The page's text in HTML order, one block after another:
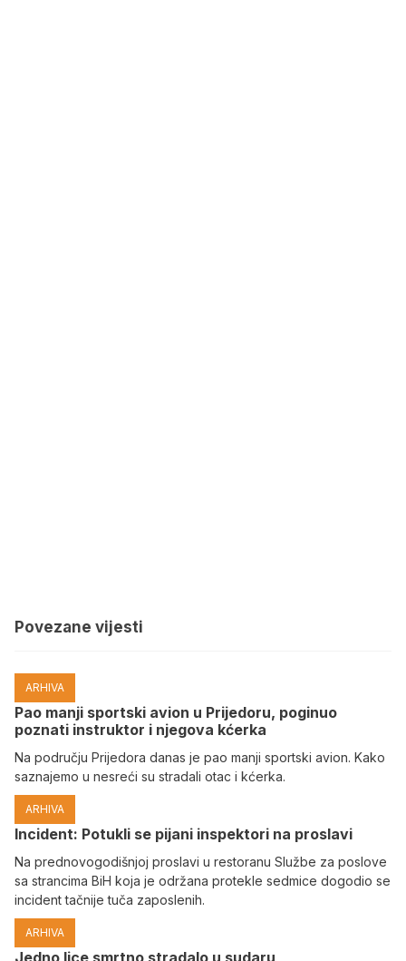
Povezane vijesti
ARHIVA
Pao manji sportski avion u Prijedoru, poginuo
poznati instruktor i njegova kćerka
Na području Prijedora danas je pao manji sportski avion. Kako
saznajemo u nesreći su stradali otac i kćerka.
ARHIVA
Incident: Potukli se pijani inspektori na proslavi
Na prednovogodišnjoj proslavi u restoranu Službe za poslove
sa strancima BiH koja je održana protekle sedmice dogodio se
incident tačnije tuča zaposlenih.
ARHIVA
Јedno lice smrtno stradalo u sudaru